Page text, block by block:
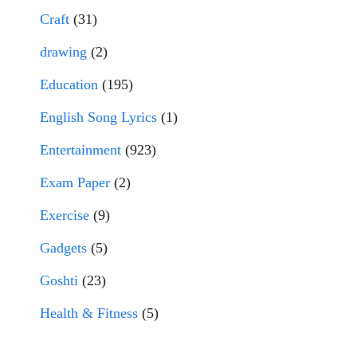
Craft (31)
drawing (2)
Education (195)
English Song Lyrics (1)
Entertainment (923)
Exam Paper (2)
Exercise (9)
Gadgets (5)
Goshti (23)
Health & Fitness (5)